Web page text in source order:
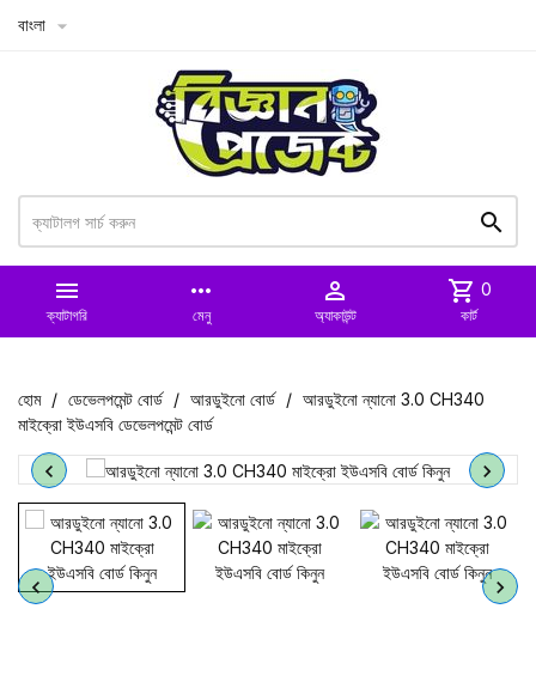
বাংলা 


ক্যাটাগরি
more_horiz
মেনু

অ্যাকাউন্ট
shopping_cart 0
কার্ট
হোম ডেভেলপমেন্ট বোর্ড আরডুইনো বোর্ড
আরডুইনো ন্যানো 3.0 CH340
মাইক্রো ইউএসবি ডেভেলপমেন্ট বোর্ড